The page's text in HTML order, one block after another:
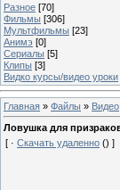
Разное [70]
Фильмы [306]
Мультфильмы [23]
Анимэ [0]
Сериалы [5]
Клипы [3]
Видко курсы/видео уроки
Главная » Файлы » Видео
Ловушка для
[ · Скачать удаленно () ]